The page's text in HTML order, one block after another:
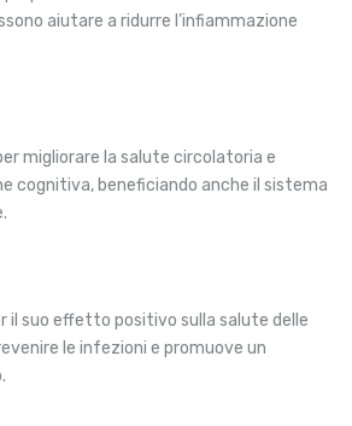
aiutare a ridurre l’infiammazione
migliorare la salute circolatoria e
cognitiva, beneficiando anche il sistema
il suo effetto positivo sulla salute delle
le infezioni e promuove un